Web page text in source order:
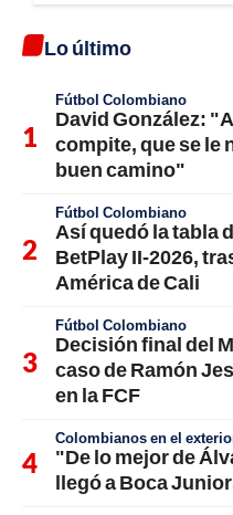
Lo último
Fútbol Colombiano
David González:
compite, que se le
buen camino"
Fútbol Colombiano
Así quedó la tabla
BetPlay II-2026,
América de Cali
Fútbol Colombiano
Decisión final del
caso de Ramón
en la FCF
Colombianos en el
"De lo mejor de
llegó a Boca